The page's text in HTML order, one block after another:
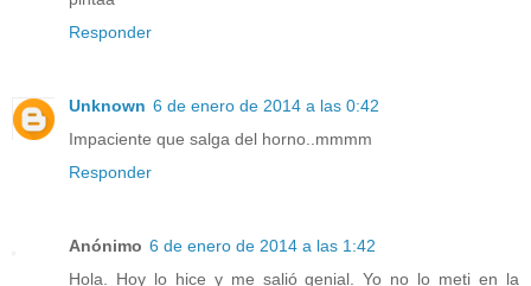
Responder
Unknown 6 de enero de 2014 a las 0:42
Impaciente que salga del horno..mmmm
Responder
Anónimo 6 de enero de 2014 a las 1:42
Hola. Hoy lo hice y me salió genial. Yo no lo meti en la